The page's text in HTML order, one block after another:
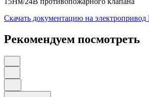
Скачать документацию на
Рекомендуем посмотреть